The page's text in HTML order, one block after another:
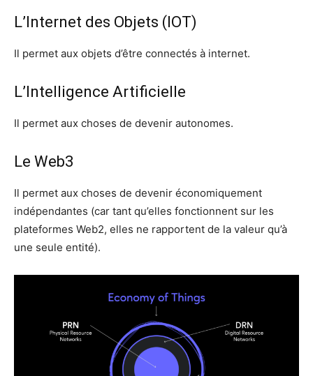
L’Internet des Objets (IOT)
Il permet aux objets d’être connectés à internet.
L’Intelligence Artificielle
Il permet aux choses de devenir autonomes.
Le Web3
Il permet aux choses de devenir économiquement
indépendantes (car tant qu’elles fonctionnent sur les
plateformes Web2, elles ne rapportent de la valeur qu’à
une seule entité).